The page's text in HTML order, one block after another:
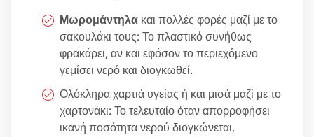
Μωρομάντηλα και πολλές φορές μαζί με το
σακουλάκι τους: Το πλαστικό συνήθως
φρακάρει, αν και εφόσον το περιεχόμενο
γεμίσει νερό και διογκωθεί.
Ολόκληρα χαρτιά υγείας ή και μισά μαζί με το
χαρτονάκι: Το τελευταίο όταν απορροφήσει
ικανή ποσότητα νερού διογκώνεται,